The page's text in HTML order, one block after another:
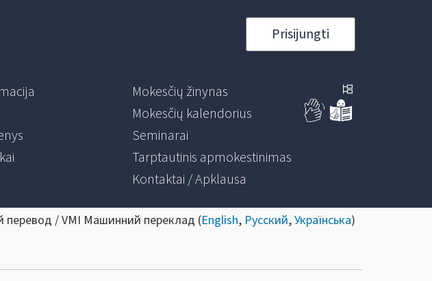
Prisijungti
Mokesčių žinynas
Mokesčių kalendorius
Seminarai
Tarptautinis apmokestinimas
Kontaktai / Apklausa
/ VMI Машинний переклад (English, Русский,Українська)